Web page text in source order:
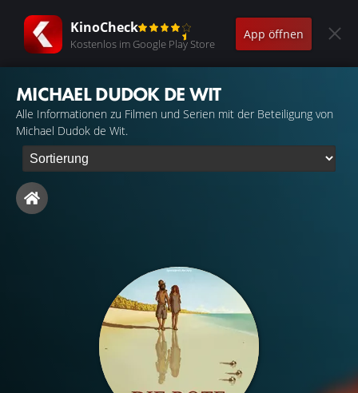
KinoCheck
Kostenlos im Google Play Store
App öffnen
MICHAEL DUDOK DE WIT
Alle Informationen zu Filmen und Serien mit der Beteiligung von
Michael Dudok de Wit.